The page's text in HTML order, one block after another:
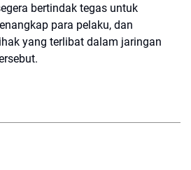
bertindak tegas untuk
para pelaku, dan
yang terlibat dalam jaringan